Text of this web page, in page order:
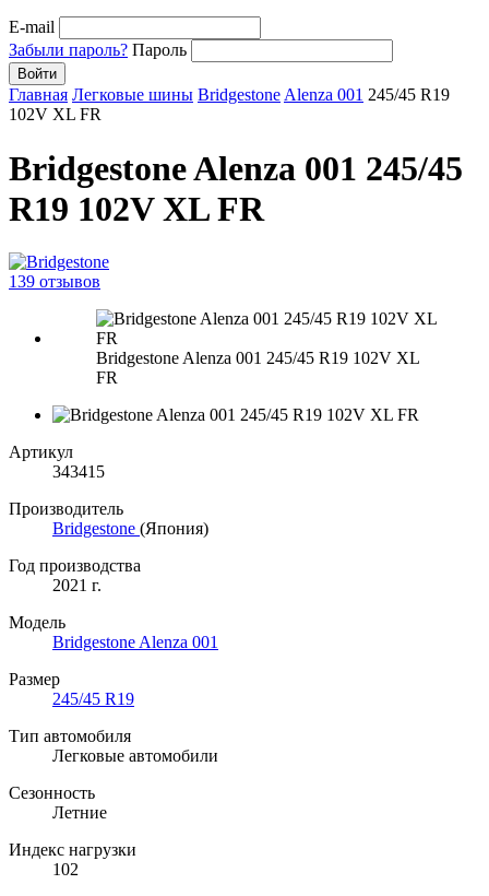
E-mail
Забыли пароль? Пароль
Войти
Главная Легковые шины BridgestoneAlenza 001 245/45 R19
102V XL FR
Bridgestone Alenza 001 245/45
R19 102V XL FR
139 отзывов
Bridgestone Alenza 001 245/45 R19 102V XL
FR
Артикул
343415
Производитель
Bridgestone (Япония)
Год производства
2021 г.
Модель
Bridgestone Alenza 001
Размер
245/45 R19
Тип автомобиля
Легковые автомобили
Сезонность
Летние
Индекс нагрузки
102